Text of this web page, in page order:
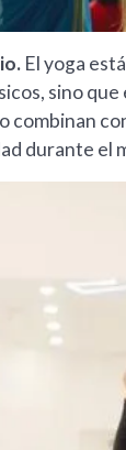
El yoga
sino
combinan
durante el